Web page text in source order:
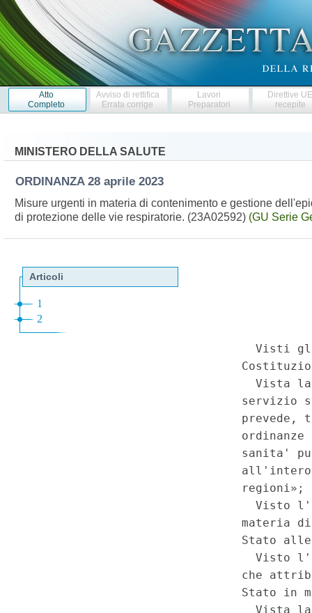
Atto
Completo
Avviso di rettifica
Errata corrige
Lavori
Preparatori
Direttive
recepite
MINISTERO DELLA SALUTE
ORDINANZA 28 aprile 2023
Misure urgenti in materia di contenimento e gestione
di protezione delle vie respiratorie. (23A02592) (GU Serie